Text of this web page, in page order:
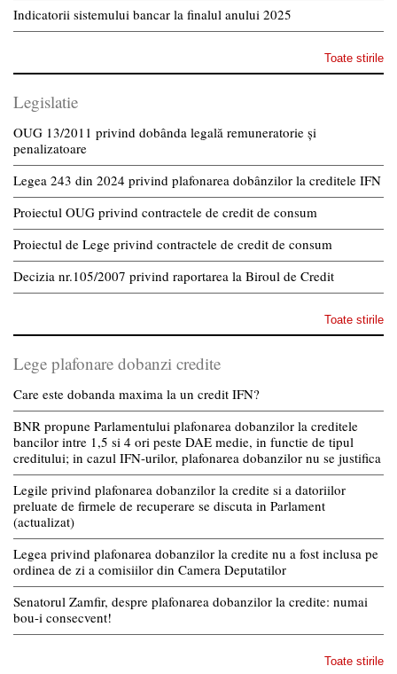
Indicatorii sistemului bancar la finalul anului 2025
Toate stirile
Legislatie
OUG 13/2011 privind dobânda legală remuneratorie și
penalizatoare
Legea 243 din 2024 privind plafonarea dobânzilor la creditele IFN
Proiectul OUG privind contractele de credit de consum
Proiectul de Lege privind contractele de credit de consum
Decizia nr.105/2007 privind raportarea la Biroul de Credit
Toate stirile
Lege plafonare dobanzi credite
Care este dobanda maxima la un credit IFN?
BNR propune Parlamentului plafonarea dobanzilor la creditele
bancilor intre 1,5 si 4 ori peste DAE medie, in functie de tipul
creditului; in cazul IFN-urilor, plafonarea dobanzilor nu se justifica
Legile privind plafonarea dobanzilor la credite si a datoriilor
preluate de firmele de recuperare se discuta in Parlament
(actualizat)
Legea privind plafonarea dobanzilor la credite nu a fost inclusa pe
ordinea de zi a comisiilor din Camera Deputatilor
Senatorul Zamfir, despre plafonarea dobanzilor la credite: numai
bou-i consecvent!
Toate stirile